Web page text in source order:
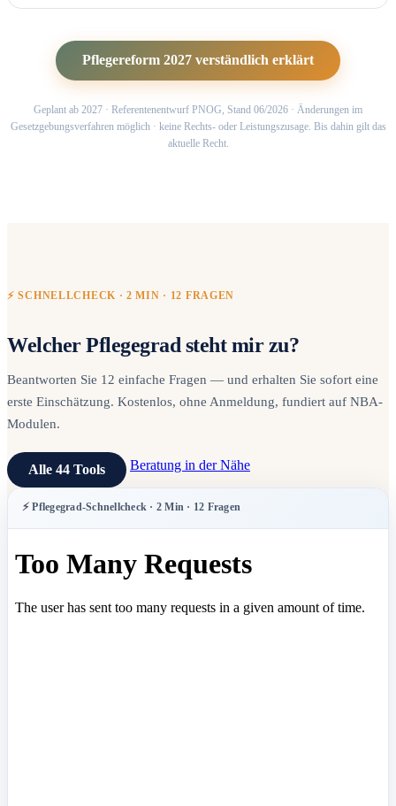
Pflegereform 2027 verständlich erklärt
Geplant ab 2027 · Referentenentwurf PNOG, Stand 06/2026 · Änderungen im
Gesetzgebungsverfahren möglich · keine Rechts- oder Leistungszusage. Bis dahin gilt das
aktuelle Recht.
⚡ SCHNELLCHECK · 2 MIN · 12 FRAGEN
Welcher Pflegegrad steht mir zu?
Beantworten Sie 12 einfache Fragen — und erhalten Sie sofort eine
erste Einschätzung. Kostenlos, ohne Anmeldung, fundiert auf NBA-
Modulen.
Alle 44 Tools Beratung in der Nähe
⚡ Pflegegrad-Schnellcheck · 2 Min · 12 Fragen